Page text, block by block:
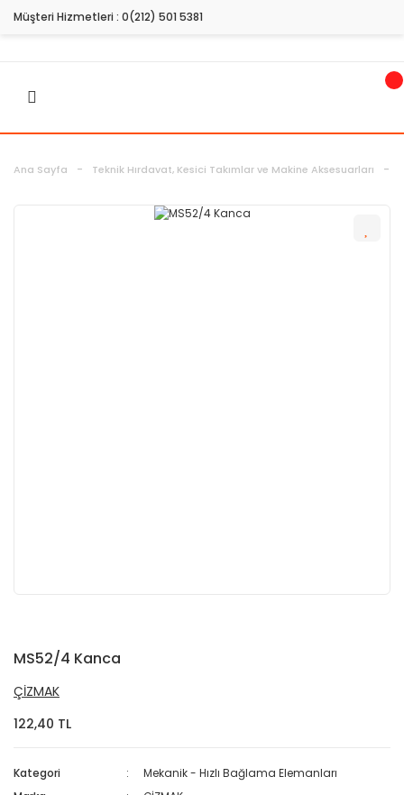
Müşteri Hizmetleri : 0(212) 501 5381
Ana Sayfa Teknik Hırdavat, Kesici Takımlar ve Makine Aksesuarları
MS52/4 Kanca
ÇİZMAK
122,40 TL
Kategori
Mekanik - Hızlı Bağlama Elemanları